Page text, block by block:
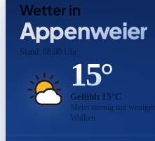
Wetter in
Appenweier
Stand: 08:00 Uhr
15°
Gefühlt 15°C
Meist sonnig mit
Wolken